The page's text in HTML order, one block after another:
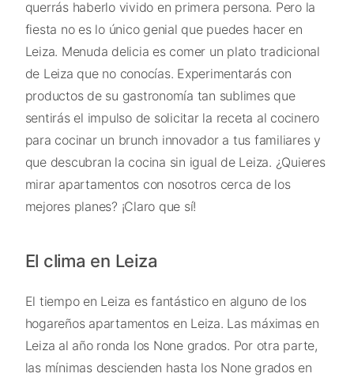
querrás haberlo vivido en primera persona. Pero la
fiesta no es lo único genial que puedes hacer en
Leiza. Menuda delicia es comer un plato tradicional
de Leiza que no conocías. Experimentarás con
productos de su gastronomía tan sublimes que
sentirás el impulso de solicitar la receta al cocinero
para cocinar un brunch innovador a tus familiares y
que descubran la cocina sin igual de Leiza. ¿Quieres
mirar apartamentos con nosotros cerca de los
mejores planes? ¡Claro que sí!
El clima en Leiza
El tiempo en Leiza es fantástico en alguno de los
hogareños apartamentos en Leiza. Las máximas en
Leiza al año ronda los None grados. Por otra parte,
las mínimas descienden hasta los None grados en